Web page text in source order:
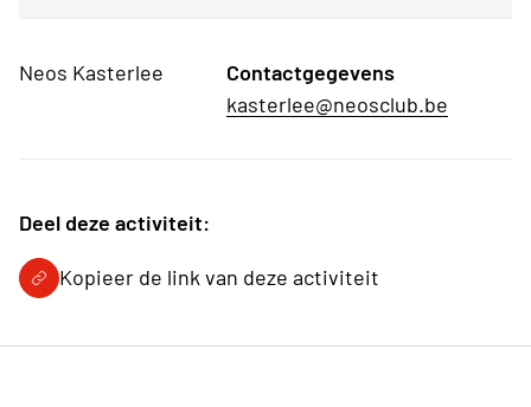
Neos Kasterlee
Contactgegevens
kasterlee@neosclub.be
Deel deze activiteit:
Kopieer de link van deze activiteit